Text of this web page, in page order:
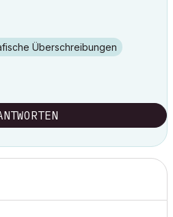
Überschreibungen